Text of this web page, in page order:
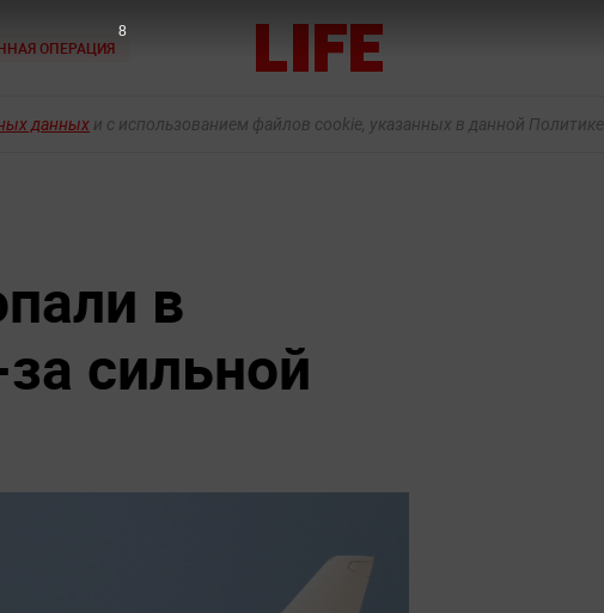
ОПЕРАЦИЯ
данных и с использованием файлов cookie, указанных в данной Политике.
в
сильной
7